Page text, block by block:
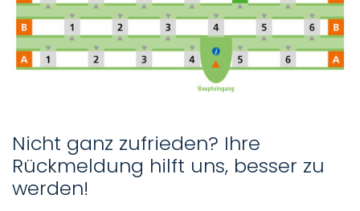
Nicht ganz zufrieden? Ihre
Rückmeldung hilft uns, besser zu
werden!